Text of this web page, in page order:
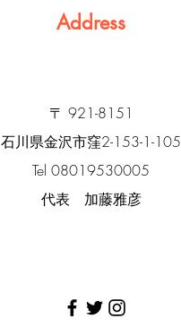
Address
〒 921-8151
石川県金沢市窪2-153-1-105
Tel 08019530005
代表 加藤雅彦